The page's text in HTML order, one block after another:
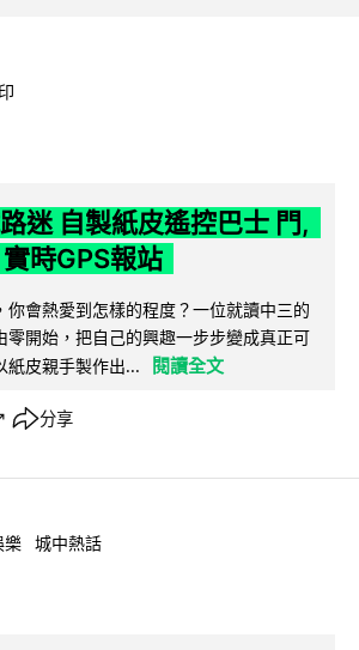
迷 自製紙皮遙控巴士 門,
時GPS報站
你會熱愛到怎樣的程度？一位就讀中三的
零開始，把自己的興趣一步步變成真正可
紙皮親手製作出...
閱讀全文
分享
樂 城中熱話